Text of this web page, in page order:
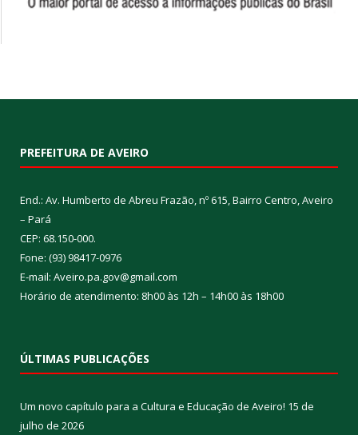
PREFEITURA DE AVEIRO
End.: Av. Humberto de Abreu Frazão, nº 615, Bairro Centro, Aveiro
– Pará
CEP: 68.150-000.
Fone: (93) 98417-0976
E-mail: Aveiro.pa.gov@gmail.com
Horário de atendimento: 8h00 às 12h – 14h00 às 18h00
ÚLTIMAS PUBLICAÇÕES
Um novo capítulo para a Cultura e Educação de Aveiro! 15 de
julho de 2026